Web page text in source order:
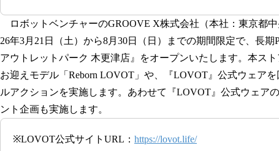
ロボットベンチャーのGROOVE X株式会社（本社：東京都
26年3月21日（土）から8月30日（日）までの期間限定で、長
アウトレットパーク 木更津店』をオープンいたします。本ス
お迎えモデル「Reborn LOVOT」や、『LOVOT』公式ウェア
ルアクションを実施します。あわせて『LOVOT』公式ウェア
ント企画も実施します。
※LOVOT公式サイトURL： https://lovot.life/